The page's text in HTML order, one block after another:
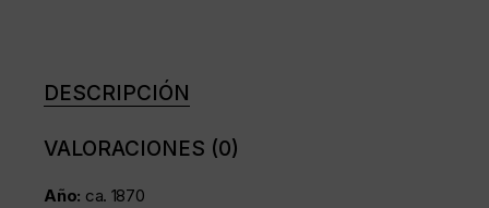
DESCRIPCIÓN
VALORACIONES (0)
Año: ca. 1870